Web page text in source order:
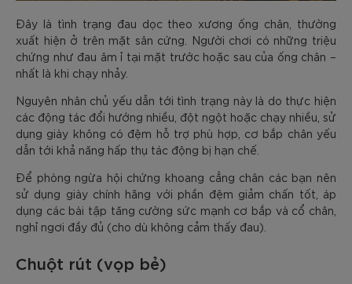
Đây là tình trạng đau dọc theo xương ống chân, thường
xuất hiện ở trên mặt sân cứng. Người chơi có những triệu
chứng như đau âm ỉ tại mặt trước hoặc sau của ống chân –
nhất là khi chạy nhảy.
Nguyên nhân chủ yếu dẫn tới tình trạng này là do thực hiện
các động tác đổi hướng nhiều, đột ngột hoặc chạy nhiều, sử
dụng giày không có đệm hỗ trợ phù hợp, cơ bắp chân yếu
dẫn tới khả năng hấp thụ tác động bị hạn chế.
Để phòng ngừa hội chứng khoang cẳng chân các bạn nên
sử dụng giày chính hãng với phần đệm giảm chấn tốt, áp
dụng các bài tập tăng cường sức mạnh cơ bắp và cổ chân,
nghỉ ngơi đầy đủ (cho dù không cảm thấy đau).
Chuột rút (vọp bẻ)